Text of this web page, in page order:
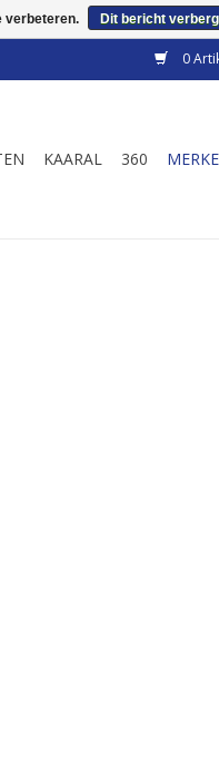
0
KAARAL 360
verbeteren. Dit bericht